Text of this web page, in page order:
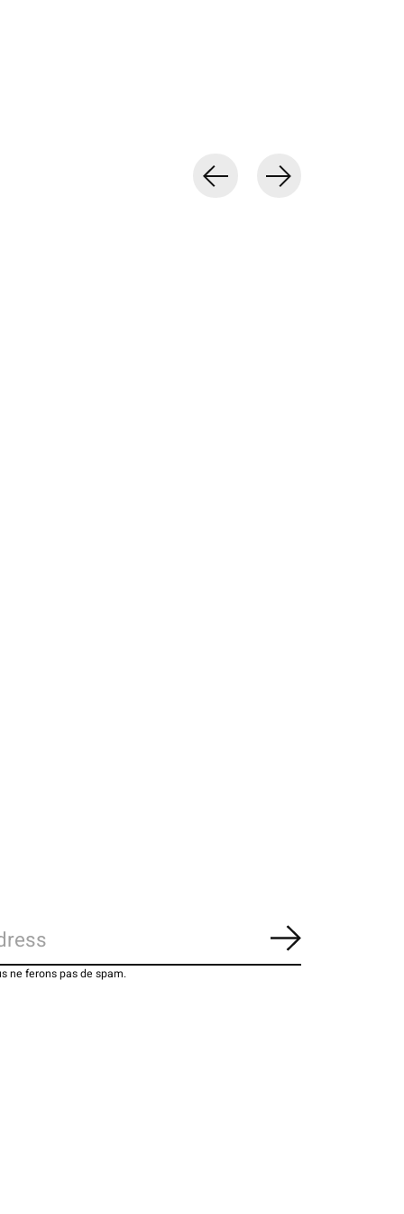
S'abonner
ne ferons pas de spam.